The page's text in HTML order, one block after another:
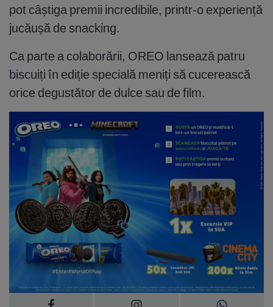
pot câștiga premii incredibile, printr-o experiență
jucăușă de snacking.
Ca parte a colaborării, OREO lansează patru
biscuiți în ediție specială meniți să cucerească
orice degustător de dulce sau de film.